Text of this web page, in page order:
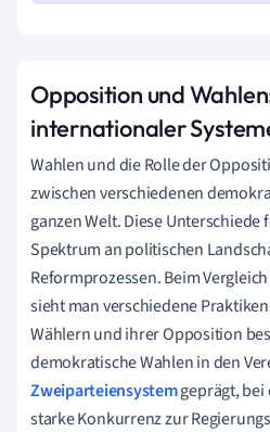
Opposition und
internationaler
Wahlen und die Rolle der
zwischen verschiedenen
ganzen Welt. Diese
Spektrum an politischen
Reformprozessen. Beim
sieht man verschiedene
Wählern und ihrer Opposition
demokratische Wahlen in den
Zweiparteiensystemgeprägt, bei
starke Konkurrenz zur